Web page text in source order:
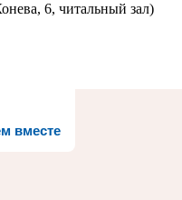
6, читальный зал)
вместе